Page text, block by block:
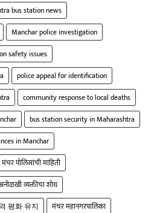
bus station news
Manchar police investigation
safety issues
police appeal for identification
community response to local deaths
bus station security in Maharashtra
in Manchar
मंचर पोलिसांची माहिती
व्यक्तीचा शोध
평화 유지
मंचर महानगरपालिका